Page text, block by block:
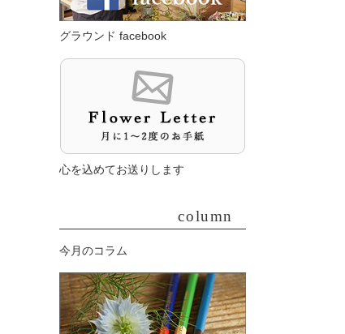
グラウンド facebook
心を込めてお送りします
column
今月のコラム